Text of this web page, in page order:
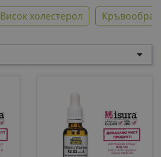
Висок холестерол
